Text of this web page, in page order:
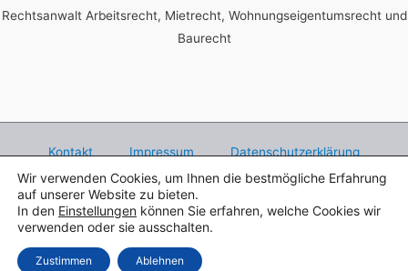
Rechtsanwalt Arbeitsrecht, Mietrecht, Wohnungseigentumsrecht und
Baurecht
Kontakt Impressum Datenschutzerklärung
Rechtsanwalt Henry Bach Leipzig,
Fachanwalt für Arbeitsrecht, Mietrecht und
Wohnungseigentumsrecht,
Peterssteinweg 1 - 04107 Leipzig - Tel. 0341 9839246
Wir verwenden Cookies, um Ihnen die bestmögliche Erfahrung
auf unserer Website zu bieten.
In den Einstellungen können Sie erfahren, welche Cookies wir
verwenden oder sie ausschalten.
Zustimmen Ablehnen